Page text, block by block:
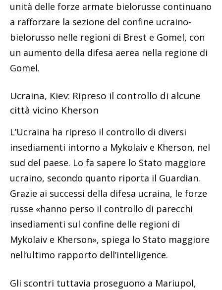
unità delle forze armate bielorusse continuano
a rafforzare la sezione del confine ucraino-
bielorusso nelle regioni di Brest e Gomel, con
un aumento della difesa aerea nella regione di
Gomel.
Ucraina, Kiev: Ripreso il controllo di alcune
città vicino Kherson
L’Ucraina ha ripreso il controllo di diversi
insediamenti intorno a Mykolaiv e Kherson, nel
sud del paese. Lo fa sapere lo Stato maggiore
ucraino, secondo quanto riporta il Guardian.
Grazie ai successi della difesa ucraina, le forze
russe «hanno perso il controllo di parecchi
insediamenti sul confine delle regioni di
Mykolaiv e Kherson», spiega lo Stato maggiore
nell’ultimo rapporto dell’intelligence.
Gli scontri tuttavia proseguono a Mariupol,